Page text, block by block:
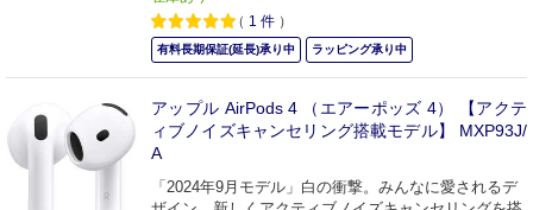
（ 1 件 ）
有料長期保証(延長)承り中 ラッピング承り中
アップル AirPods 4 （エアーポッズ 4） 【アクテ
ィブノイズキャンセリング搭載モデル】 MXP93J/
A
「2024年9月モデル」白の衝撃。みんなに愛されるデ